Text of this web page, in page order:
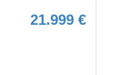
21.999 €